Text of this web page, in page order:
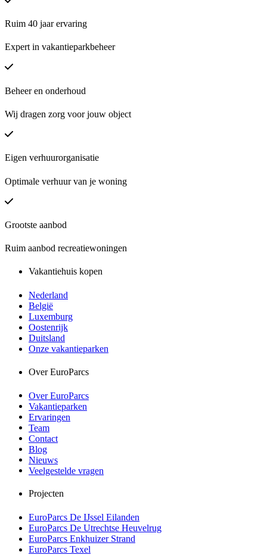
Ruim 40 jaar ervaring
Expert in vakantieparkbeheer
Beheer en onderhoud
Wij dragen zorg voor jouw object
Eigen verhuurorganisatie
Optimale verhuur van je woning
Grootste aanbod
Ruim aanbod recreatiewoningen
Vakantiehuis kopen
Nederland
België
Luxemburg
Oostenrijk
Duitsland
Onze vakantieparken
Over EuroParcs
Over EuroParcs
Vakantieparken
Ervaringen
Team
Contact
Blog
Nieuws
Veelgestelde vragen
Projecten
EuroParcs De IJssel Eilanden
EuroParcs De Utrechtse Heuvelrug
EuroParcs Enkhuizer Strand
EuroParcs Texel